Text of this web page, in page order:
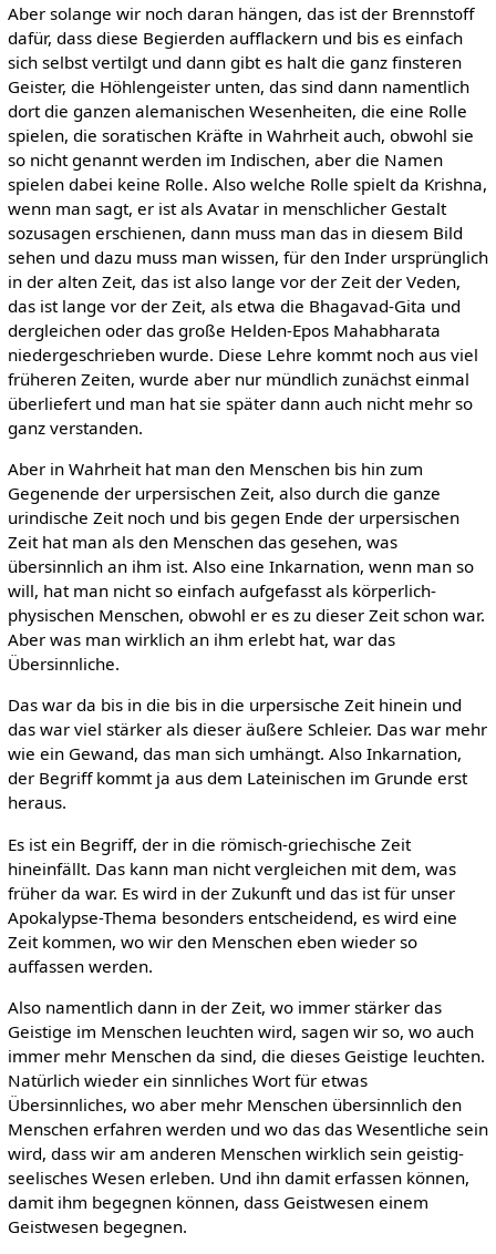
Aber solange wir noch daran hängen, das ist der Brennstoff
dafür, dass diese Begierden aufflackern und bis es einfach
sich selbst vertilgt und dann gibt es halt die ganz finsteren
Geister, die Höhlengeister unten, das sind dann namentlich
dort die ganzen alemanischen Wesenheiten, die eine Rolle
spielen, die soratischen Kräfte in Wahrheit auch, obwohl sie
so nicht genannt werden im Indischen, aber die Namen
spielen dabei keine Rolle. Also welche Rolle spielt da Krishna,
wenn man sagt, er ist als Avatar in menschlicher Gestalt
sozusagen erschienen, dann muss man das in diesem Bild
sehen und dazu muss man wissen, für den Inder ursprünglich
in der alten Zeit, das ist also lange vor der Zeit der Veden,
das ist lange vor der Zeit, als etwa die Bhagavad-Gita und
dergleichen oder das große Helden-Epos Mahabharata
niedergeschrieben wurde. Diese Lehre kommt noch aus viel
früheren Zeiten, wurde aber nur mündlich zunächst einmal
überliefert und man hat sie später dann auch nicht mehr so
ganz verstanden.
Aber in Wahrheit hat man den Menschen bis hin zum
Gegenende der urpersischen Zeit, also durch die ganze
urindische Zeit noch und bis gegen Ende der urpersischen
Zeit hat man als den Menschen das gesehen, was
übersinnlich an ihm ist. Also eine Inkarnation, wenn man so
will, hat man nicht so einfach aufgefasst als körperlich-
physischen Menschen, obwohl er es zu dieser Zeit schon war.
Aber was man wirklich an ihm erlebt hat, war das
Übersinnliche.
Das war da bis in die bis in die urpersische Zeit hinein und
das war viel stärker als dieser äußere Schleier. Das war mehr
wie ein Gewand, das man sich umhängt. Also Inkarnation,
der Begriff kommt ja aus dem Lateinischen im Grunde erst
heraus.
Es ist ein Begriff, der in die römisch-griechische Zeit
hineinfällt. Das kann man nicht vergleichen mit dem, was
früher da war. Es wird in der Zukunft und das ist für unser
Apokalypse-Thema besonders entscheidend, es wird eine
Zeit kommen, wo wir den Menschen eben wieder so
auffassen werden.
Also namentlich dann in der Zeit, wo immer stärker das
Geistige im Menschen leuchten wird, sagen wir so, wo auch
immer mehr Menschen da sind, die dieses Geistige leuchten.
Natürlich wieder ein sinnliches Wort für etwas
Übersinnliches, wo aber mehr Menschen übersinnlich den
Menschen erfahren werden und wo das das Wesentliche sein
wird, dass wir am anderen Menschen wirklich sein geistig-
seelisches Wesen erleben. Und ihn damit erfassen können,
damit ihm begegnen können, dass Geistwesen einem
Geistwesen begegnen.